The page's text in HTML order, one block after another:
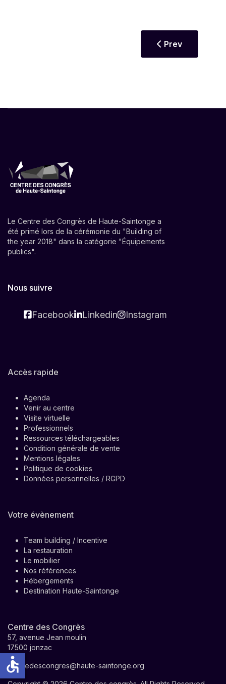
Previous article:
Prev
Le Centre des Congrès de Haute-Saintonge a
été primé lors de la cérémonie du "Building of
the year 2018" dans la catégorie "Équipements
publics".
Nous suivre
Facebook Linkedin Instagram
Accès rapide
Agenda
Venir au centre
Visite virtuelle
Professionnels
Ressources téléchargeables
Condition générale de vente
Mentions légales
Politique de cookies
Données personnelles / RGPD
Votre évènement
Team building / Incentive
La restauration
Le mobilier
Nos références
Hébergements
Destination Haute-Saintonge
Centre des Congrès
57, avenue Jean moulin
17500 jonzac
centredescongres@haute-saintonge.org
accessible